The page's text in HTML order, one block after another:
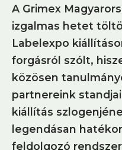
A Grimex
izgalmas hetet
Labelexpo
forgásról szólt,
közösen
partnereink
kiállítás
legendásan
feldolgozó